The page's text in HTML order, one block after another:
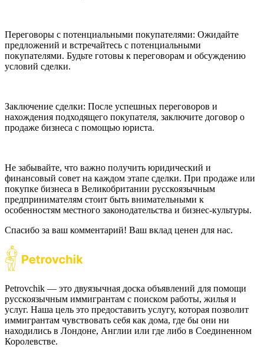
Переговоры с потенциальными покупателями: Ожидайте
предложений и встречайтесь с потенциальными
покупателями. Будьте готовы к переговорам и обсуждению
условий сделки.
Заключение сделки: После успешных переговоров и
нахождения подходящего покупателя, заключите договор о
продаже бизнеса с помощью юриста.
Не забывайте, что важно получить юридический и
финансовый совет на каждом этапе сделки. При продаже или
покупке бизнеса в Великобритании русскоязычным
предпринимателям стоит быть внимательными к
особенностям местного законодательства и бизнес-культуры.
Спасибо за ваш комментарий! Ваш вклад ценен для нас.
Petrovchik — это двуязычная доска объявлений для помощи
русскоязычным иммигрантам с поиском работы, жилья и
услуг. Наша цель это предоставить услугу, которая позволит
иммигрантам чувствовать себя как дома, где бы они ни
находились в Лондоне, Англии или где либо в Соединенном
Королевстве.